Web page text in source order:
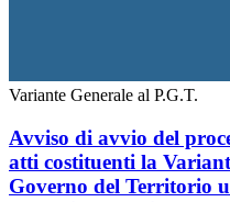
Variante Generale al P.G.T.
Avviso di avvio del
atti costituenti la
Governo del Territorio